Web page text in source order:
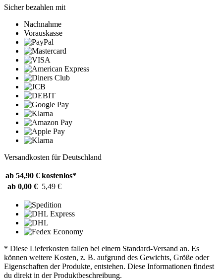
Sicher bezahlen mit
Nachnahme
Vorauskasse
Versandkosten für Deutschland
ab 54,90 € kostenlos*
ab 0,00 € 5,49 €
* Diese Lieferkosten fallen bei einem Standard-Versand an. Es
können weitere Kosten, z. B. aufgrund des Gewichts, Größe oder
Eigenschaften der Produkte, entstehen. Diese Informationen findest
du direkt in der Produktbeschreibung.